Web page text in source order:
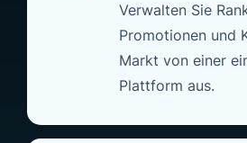
Verwalten Sie
Promotionen und
Markt von einer
Plattform aus.